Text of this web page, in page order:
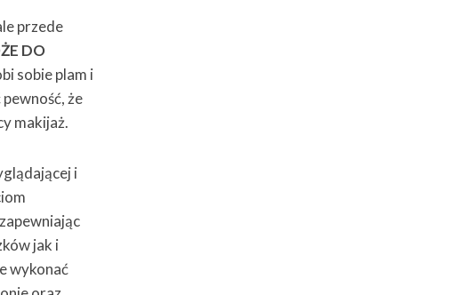
przede
DO
sobie plam i
że
makijaż.
i
jak i
wykonać